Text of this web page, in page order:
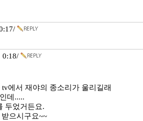
0:18/
에서 재야의 종소리가 울리길래
데.....
두었거든요.
으시구요~~